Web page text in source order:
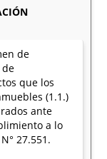
de
que los
(1.1.)
ante
a lo
27.551.